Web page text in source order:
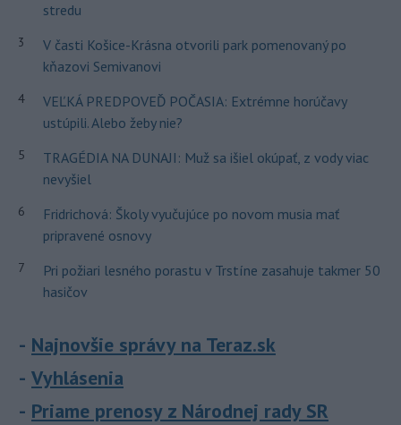
stredu
3
V časti Košice-Krásna otvorili park pomenovaný po
kňazovi Semivanovi
4
VEĽKÁ PREDPOVEĎ POČASIA: Extrémne horúčavy
ustúpili. Alebo žeby nie?
5
TRAGÉDIA NA DUNAJI: Muž sa išiel okúpať, z vody viac
nevyšiel
6
Fridrichová: Školy vyučujúce po novom musia mať
pripravené osnovy
7
Pri požiari lesného porastu v Trstíne zasahuje takmer 50
hasičov
Najnovšie správy na Teraz.sk
Vyhlásenia
Priame prenosy z Národnej rady SR